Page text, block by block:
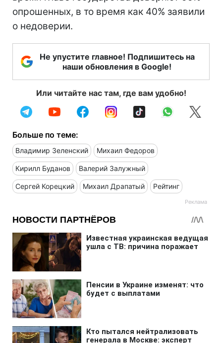
опрошенных, в то время как 40% заявили
о недоверии.
Не упустите главное! Подпишитесь на
наши обновления в Google!
Или читайте нас там, где вам удобно!
Больше по теме:
Владимир Зеленский Михаил Федоров
Кирилл Буданов Валерий Залужный
Сергей Корецкий Михаил Драпатый Рейтинг